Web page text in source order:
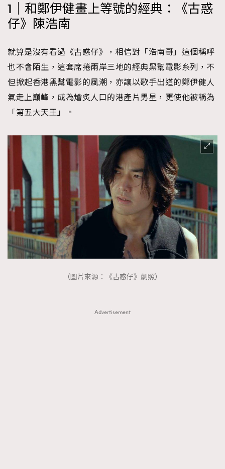
1｜和鄭伊健畫上等號的經典：《古惑
仔》陳浩南
就算是沒有看過《古惑仔》，相信對「浩南哥」這個稱呼
也不會陌生，這套席捲兩岸三地的經典黑幫電影糸列，不
但掀起香港黑幫電影的風潮，亦讓以歌手出道的鄭伊健人
氣走上巔峰，成為燴炙人口的港產片男星，更使他被稱為
「第五大天王」。
（圖片來源：《古惑仔》劇照）
Advertisement